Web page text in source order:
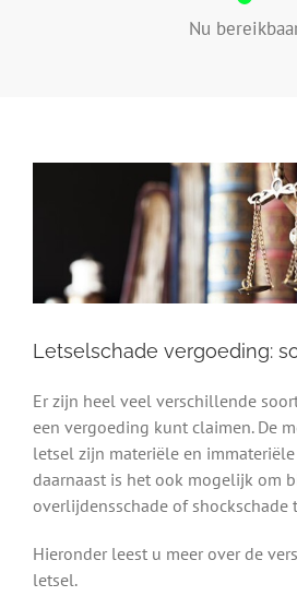
Nu
Letselschade vergoeding:
Er zijn heel veel verschillende
een vergoeding kunt claimen. De
letsel zijn materiële en immateriële
daarnaast is het ook mogelijk om
overlijdensschade of shockschade
Hieronder leest u meer over de
letsel.